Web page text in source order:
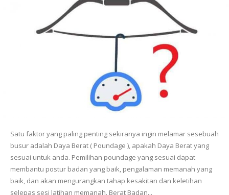
Satu faktor yang paling penting sekiranya ingin melamar sesebuah
busur adalah Daya Berat ( Poundage ), apakah Daya Berat yang
sesuai untuk anda. Pemilihan poundage yang sesuai dapat
membantu postur badan yang baik, pengalaman memanah yang
baik, dan akan mengurangkan tahap kesakitan dan keletihan
selepas sesi latihan memanah. Berat Badan...